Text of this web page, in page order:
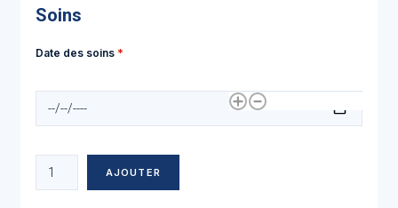
Soins
Date des soins
AJOUTER